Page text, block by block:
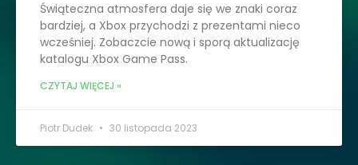
Świąteczna atmosfera daje się we znaki coraz
bardziej, a Xbox przychodzi z prezentami nieco
wcześniej. Zobaczcie nową i sporą aktualizację
katalogu Xbox Game Pass.
CZYTAJ WIĘCEJ »
Piotr Dudek 30 listopada 2023